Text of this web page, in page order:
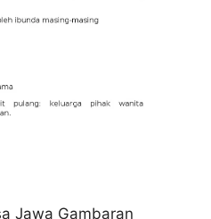
Jawa Gambaran